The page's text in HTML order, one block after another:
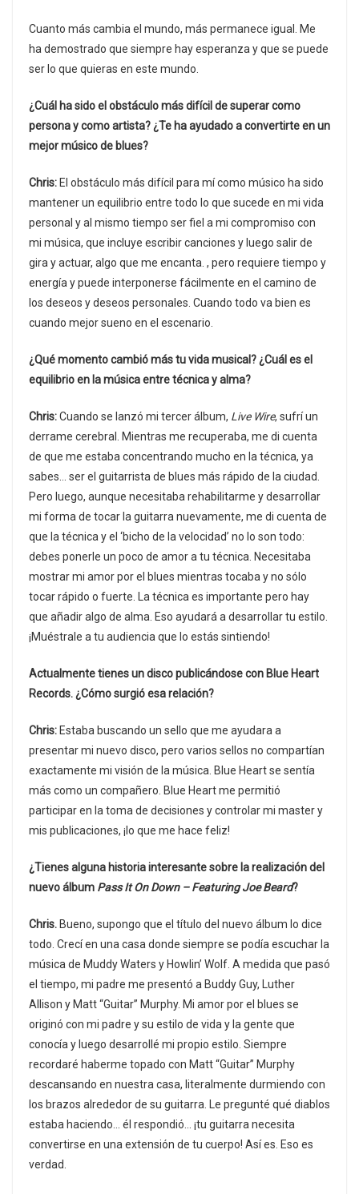
Cuanto más cambia el mundo, más permanece igual. Me
ha demostrado que siempre hay esperanza y que se puede
ser lo que quieras en este mundo.
¿Cuál ha sido el obstáculo más difícil de superar como
persona y como artista? ¿Te ha ayudado a convertirte en un
mejor músico de blues?
Chris: El obstáculo más difícil para mí como músico ha sido
mantener un equilibrio entre todo lo que sucede en mi vida
personal y al mismo tiempo ser fiel a mi compromiso con
mi música, que incluye escribir canciones y luego salir de
gira y actuar, algo que me encanta. , pero requiere tiempo y
energía y puede interponerse fácilmente en el camino de
los deseos y deseos personales. Cuando todo va bien es
cuando mejor sueno en el escenario.
¿Qué momento cambió más tu vida musical? ¿Cuál es el
equilibrio en la música entre técnica y alma?
Chris:Cuando se lanzó mi tercer álbum, Live Wire, sufrí un
derrame cerebral. Mientras me recuperaba, me di cuenta
de que me estaba concentrando mucho en la técnica, ya
sabes… ser el guitarrista de blues más rápido de la ciudad.
Pero luego, aunque necesitaba rehabilitarme y desarrollar
mi forma de tocar la guitarra nuevamente, me di cuenta de
que la técnica y el ‘bicho de la velocidad’ no lo son todo:
debes ponerle un poco de amor a tu técnica. Necesitaba
mostrar mi amor por el blues mientras tocaba y no sólo
tocar rápido o fuerte. La técnica es importante pero hay
que añadir algo de alma. Eso ayudará a desarrollar tu estilo.
¡Muéstrale a tu audiencia que lo estás sintiendo!
Actualmente tienes un disco publicándose con Blue Heart
Records. ¿Cómo surgió esa relación?
Chris: Estaba buscando un sello que me ayudara a
presentar mi nuevo disco, pero varios sellos no compartían
exactamente mi visión de la música. Blue Heart se sentía
más como un compañero. Blue Heart me permitió
participar en la toma de decisiones y controlar mi master y
mis publicaciones, ¡lo que me hace feliz!
¿Tienes alguna historia interesante sobre la realización del
nuevo álbum Pass It On Down – Featuring Joe Beard?
Chris. Bueno, supongo que el título del nuevo álbum lo dice
todo. Crecí en una casa donde siempre se podía escuchar la
música de Muddy Waters y Howlin’ Wolf. A medida que pasó
el tiempo, mi padre me presentó a Buddy Guy, Luther
Allison y Matt “Guitar” Murphy. Mi amor por el blues se
originó con mi padre y su estilo de vida y la gente que
conocía y luego desarrollé mi propio estilo. Siempre
recordaré haberme topado con Matt “Guitar” Murphy
descansando en nuestra casa, literalmente durmiendo con
los brazos alrededor de su guitarra. Le pregunté qué diablos
estaba haciendo… él respondió… ¡tu guitarra necesita
convertirse en una extensión de tu cuerpo! Así es. Eso es
verdad.